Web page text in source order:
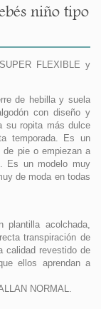
niño tipo
FLEXIBLE y
de hebilla y suela
con diseño y
su ropita más dulce
temporada. Es un
de pie o empiezan a
Es un modelo muy
de moda en todas
plantilla acolchada,
transpiración de
calidad revestido de
ellos aprendan a
NORMAL.